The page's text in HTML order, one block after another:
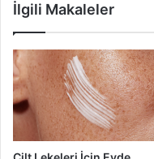
Ev Yapımı Cilt Maskeleri ve
Kivili Cilt
Ev yapımı cilt
İlgili Makaleler